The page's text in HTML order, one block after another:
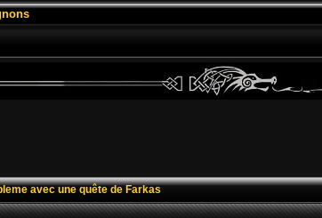
avec une quête de Farkas